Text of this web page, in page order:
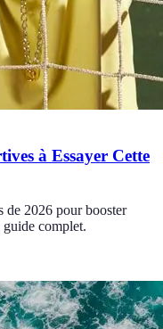
à Essayer Cette
de 2026 pour booster
complet.